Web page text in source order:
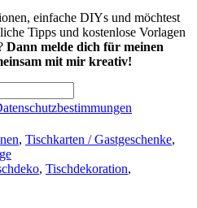
einfache DIYs und möchtest
Tipps und kostenlose Vorlagen
Dann melde dich für meinen
mit mir kreativ!
, Tischkarten / Gastgeschenke,
, Tischdekoration,